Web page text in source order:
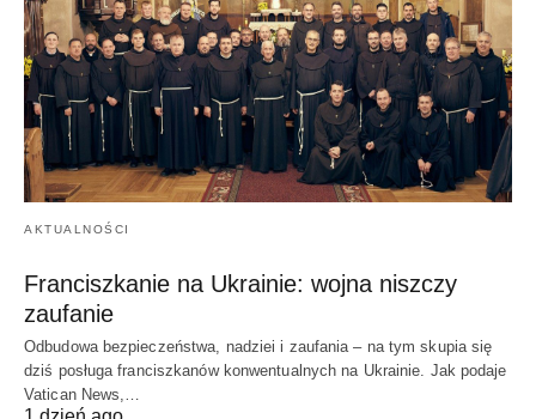
AKTUALNOŚCI
Franciszkanie na Ukrainie: wojna niszczy
zaufanie
Odbudowa bezpieczeństwa, nadziei i zaufania – na tym skupia się
dziś posługa franciszkanów konwentualnych na Ukrainie. Jak podaje
Vatican News,…